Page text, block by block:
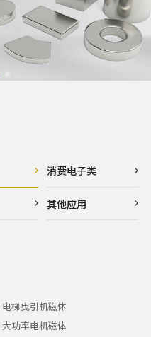
消费电子类
其他应用
电梯曳引机磁体
大功率电机磁体